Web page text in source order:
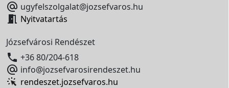
 ugyfelszolgalat@jozsefvaros.hu
 Nyitvatartás
Józsefvárosi Rendészet
 +36 80/204-618
 info@jozsefvarosirendeszet.hu
rendeszet.jozsefvaros.hu